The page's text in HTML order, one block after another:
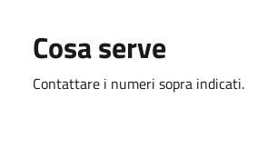
Cosa serve
Contattare i numeri sopra indicati.